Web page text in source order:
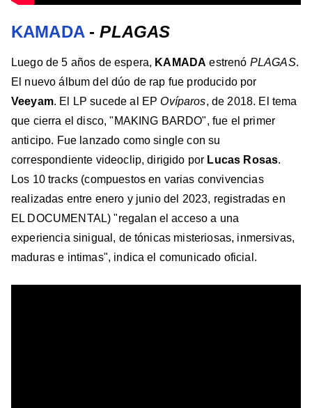
KAMADA-PLAGAS
Luego de 5 años de espera, KAMADA estrenó PLAGAS.
El nuevo álbum del dúo de rap fue producido por
Veeyam. El LP sucede al EPOvíparos, de 2018. El tema
que cierra el disco, "MAKING BARDO", fue el primer
anticipo. Fue lanzado como single con su
correspondiente videoclip, dirigido por Lucas Rosas.
Los 10 tracks (compuestos en varias convivencias
realizadas entre enero y junio del 2023, registradas en
EL DOCUMENTAL) "regalan el acceso a una
experiencia sinigual, de tónicas misteriosas, inmersivas,
maduras e intimas", indica el comunicado oficial.